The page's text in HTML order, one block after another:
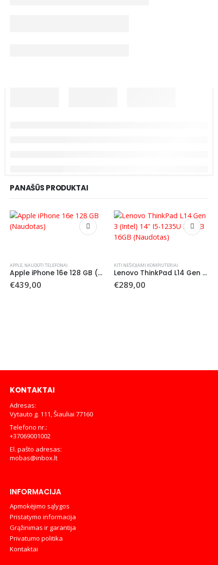
PANAŠŪS PRODUKTAI
APPLE, NAUDOTI TELEFONAI
Apple iPhone 16e 128 GB (Naudotas)
€439,00
KITI NEŠIOJAMI KOMPIUTERIAI
Lenovo ThinkPad L14 Gen 3 (Intel) 14” I5-1235U 256GB 16GB (Naudotas)
€289,00
KONTAKTAI
Adresas:
Vytauto g. 111, Šiauliai 77160
Telefono nr.:
+37069001002
El. pašto adresas:
mobas@inbox.lt
INFORMACIJA
Apmokėjimo sąlygos
Pristatymo informacija
Grąžinimas ir garantija
Privatumo politika
Kontaktai